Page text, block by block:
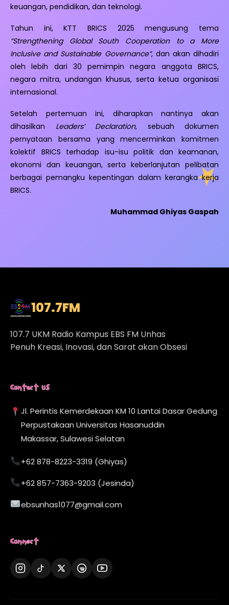
keuangan, pendidikan, dan teknologi.
Tahun ini, KTT BRICS 2025 mengusung tema
“Strengthening Global South Cooperation to a More
Inclusive and Sustainable Governance”, dan akan dihadiri
oleh lebih dari 30 pemimpin negara anggota BRICS,
negara mitra, undangan khusus, serta ketua organisasi
internasional.
Setelah pertemuan ini, diharapkan nantinya akan
dihasilkan Leaders’ Declaration, sebuah dokumen
pernyataan bersama yang mencerminkan komitmen
kolektif BRICS terhadap isu-isu politik dan keamanan,
ekonomi dan keuangan, serta keberlanjutan pelibatan
berbagai pemangku kepentingan dalam kerangka kerja
BRICS.
Muhammad Ghiyas Gaspah
107.7FM
107.7 UKM Radio Kampus EBS FM Unhas
Penuh Kreasi, Inovasi, dan Sarat akan Obsesi
Contact Us
Jl. Perintis Kemerdekaan KM 10 Lantai Dasar Gedung
Perpustakaan Universitas Hasanuddin
Makassar, Sulawesi Selatan
+62 878-8223-3319 (Ghiyas)
+62 857-7363-9203 (Jesinda)
ebsunhas1077@gmail.com
Connect